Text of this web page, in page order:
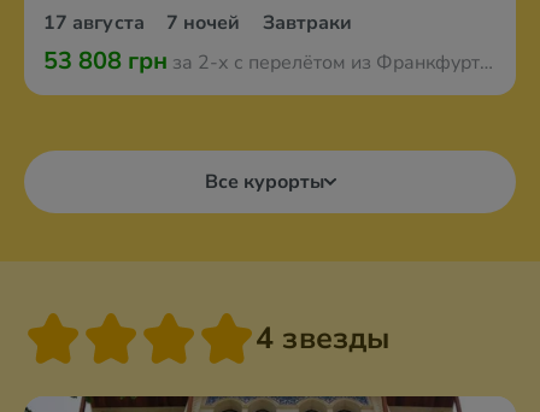
17 августа 7 ночей Завтраки
53 808 грн за 2-х с перелётом из Франкфурта-на-Майне
Все курорты
4 звезды